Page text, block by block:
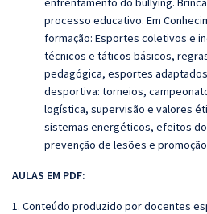
processo educativo. Em
formação: Esportes coletivos e
técnicos e táticos básicos,
pedagógica, esportes
desportiva: torneios,
logística, supervisão e valores
sistemas energéticos, efeitos
prevenção de lesões e
AULAS EM PDF:
1. Conteúdo produzido por docentes